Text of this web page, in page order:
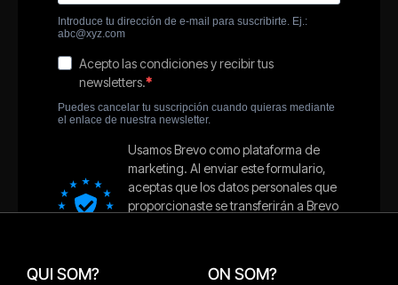
QUI SOM? ON SOM?